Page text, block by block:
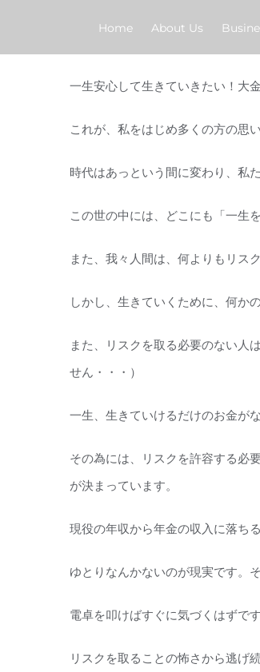
Home About Us
一生安心して生きていきたい！大
これが、私をはじめ多くの方の思
時代はあっという間に変わり、私
この世の中には、どこにも「一生
また、我々人間は、何よりもリス
しかし、生きていくために、何か
また、リスクを取る必要のない人
せん・・・）
一生、生きていけるだけのお金が
その為には、リスクを許容する必
が決まっています。
現役の年収から年金の収入に落ち
ゆとりなんかないのが現実です。
電卓を叩けばすぐに気づくはずで
リスクを取ることの怖さから逃げ